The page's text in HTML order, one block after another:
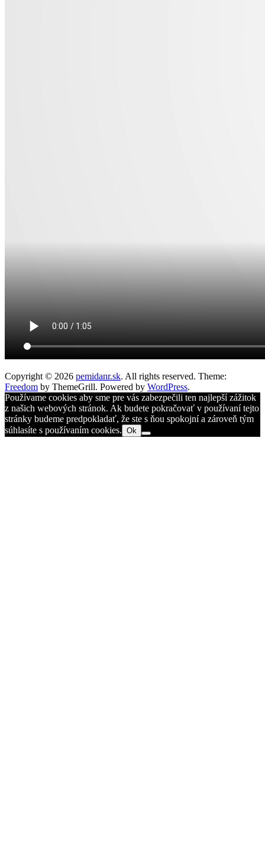
Copyright © 2026 pemidanr.sk. All rights reserved. Theme:
Freedom by ThemeGrill. Powered by WordPress.
Používame cookies aby sme pre vás zabezpečili ten najlepší zážitok
z našich webových stránok. Ak budete pokračovať v používaní tejto
stránky budeme predpokladať, že ste s ňou spokojní a zároveň tým
súhlasíte s používaním cookies. Ok